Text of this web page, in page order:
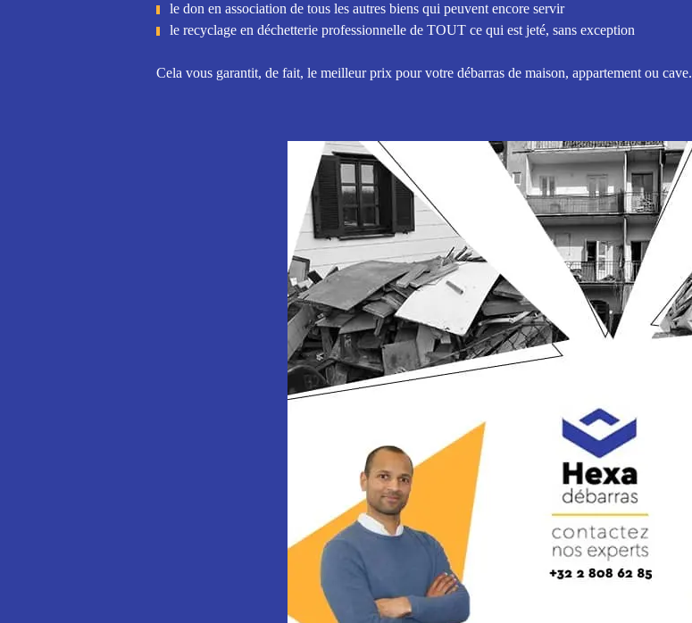
le don en association de tous les autres biens qui peuvent encore servir
le recyclage en déchetterie professionnelle de TOUT ce qui est jeté, sans exception
Cela vous garantit, de fait, le meilleur prix pour votre débarras de maison, appartement ou cave.